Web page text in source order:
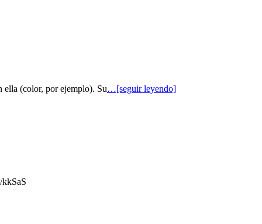
ella (color, por ejemplo). Su…[seguir leyendo]
kkSaS